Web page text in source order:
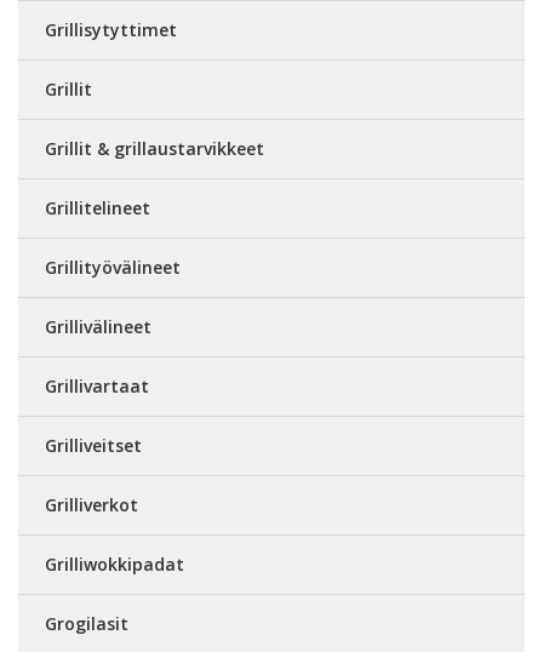
Grillisytyttimet
Grillit
Grillit & grillaustarvikkeet
Grillitelineet
Grillityövälineet
Grillivälineet
Grillivartaat
Grilliveitset
Grilliverkot
Grilliwokkipadat
Grogilasit